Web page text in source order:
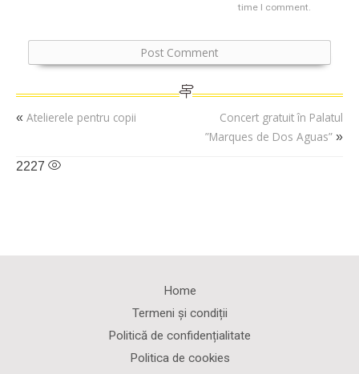
time I comment.
« Atelierele pentru copii
Concert gratuit în Palatul
”Marques de Dos Aguas” »
2227
Home
Termeni și condiții
Politică de confidențialitate
Politica de cookies